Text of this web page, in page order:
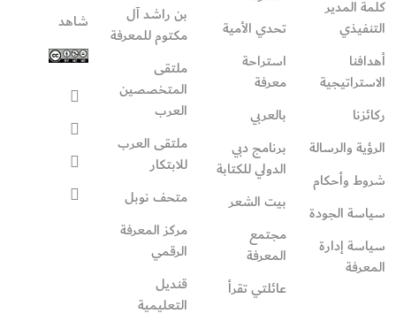
كلمة المدير
التنفيذي
أهدافنا
الاستراتيجية
ركائزنا
الرؤية والرسالة
شروط وأحكام
سياسة الجودة
سياسة إدارة
المعرفة
تحدي الأمية
استراحة
معرفة
بالعربي
برنامج دبي
الدولي للكتابة
بيت الشعر
مجتمع
المعرفة
عائلتي تقرأ‎
بن راشد آل
مكتوم للمعرفة
ملتقى
المتخصصين
العرب
ملتقى العرب
للابتكار
متحف نوبل
مركز المعرفة
الرقمي
قنديل
التعليمية
شاهد